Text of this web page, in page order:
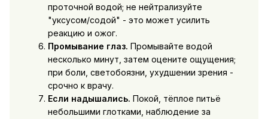
проточной водой; не нейтрализуйте
"уксусом/содой" - это может усилить
реакцию и ожог.
Промывание глаз. Промывайте водой
несколько минут, затем оцените ощущения;
при боли, светобоязни, ухудшении зрения -
срочно к врачу.
Если надышались. Покой, тёплое питьё
небольшими глотками, наблюдение за